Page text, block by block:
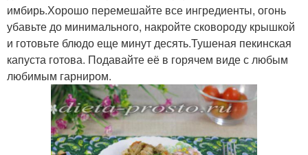
имбирь.Хорошо перемешайте все ингредиенты, огонь
убавьте до минимального, накройте сковороду крышкой
и готовьте блюдо еще минут десять.Тушеная пекинская
капуста готова. Подавайте её в горячем виде с любым
любимым гарниром.